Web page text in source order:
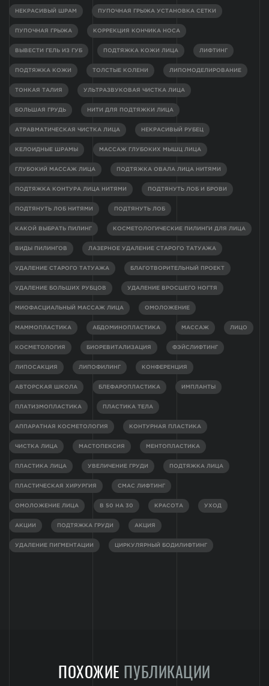
НЕКРАСИВЫЙ ШРАМ ПУПОЧНАЯ ГРЫЖА УСТАНОВКА СЕТКИ
ПУПОЧНАЯ ГРЫЖА КОРРЕКЦИЯ КОНЧИКА НОСА
ВЫВЕСТИ ГЕЛЬ ИЗ ГУБ ПОДТЯЖКА КОЖИ ЛИЦА ЛИФТИНГ
ПОДТЯЖКА КОЖИ ТОЛСТЫЕ КОЛЕНИ ЛИПОМОДЕЛИРОВАНИЕ
ТОНКАЯ ТАЛИЯ УЛЬТРАЗВУКОВАЯ ЧИСТКА ЛИЦА
БОЛЬШАЯ ГРУДЬ НИТИ ДЛЯ ПОДТЯЖКИ ЛИЦА
АТРАВМАТИЧЕСКАЯ ЧИСТКА ЛИЦА НЕКРАСИВЫЙ РУБЕЦ
КЕЛОИДНЫЕ ШРАМЫ МАССАЖ ГЛУБОКИХ МЫШЦ ЛИЦА
ГЛУБОКИЙ МАССАЖ ЛИЦА ПОДТЯЖКА ОВАЛА ЛИЦА НИТЯМИ
ПОДТЯЖКА КОНТУРА ЛИЦА НИТЯМИ ПОДТЯНУТЬ ЛОБ И БРОВИ
ПОДТЯНУТЬ ЛОБ НИТЯМИ ПОДТЯНУТЬ ЛОБ
КАКОЙ ВЫБРАТЬ ПИЛИНГ КОСМЕТОЛОГИЧЕСКИЕ ПИЛИНГИ ДЛЯ ЛИЦА
ВИДЫ ПИЛИНГОВ ЛАЗЕРНОЕ УДАЛЕНИЕ СТАРОГО ТАТУАЖА
УДАЛЕНИЕ СТАРОГО ТАТУАЖА БЛАГОТВОРИТЕЛЬНЫЙ ПРОЕКТ
УДАЛЕНИЕ БОЛЬШИХ РУБЦОВ УДАЛЕНИЕ ВРОСШЕГО НОГТЯ
МИОФАСЦИАЛЬНЫЙ МАССАЖ ЛИЦА ОМОЛОЖЕНИЕ
МАММОПЛАСТИКА АБДОМИНОПЛАСТИКА МАССАЖ ЛИЦО
КОСМЕТОЛОГИЯ БИОРЕВИТАЛИЗАЦИЯ ФЭЙСЛИФТИНГ
ЛИПОСАКЦИЯ ЛИПОФИЛИНГ КОНФЕРЕНЦИЯ
АВТОРСКАЯ ШКОЛА БЛЕФАРОПЛАСТИКА ИМПЛАНТЫ
ПЛАТИЗМОПЛАСТИКА ПЛАСТИКА ТЕЛА
АППАРАТНАЯ КОСМЕТОЛОГИЯ КОНТУРНАЯ ПЛАСТИКА
ЧИСТКА ЛИЦА МАСТОПЕКСИЯ МЕНТОПЛАСТИКА
ПЛАСТИКА ЛИЦА УВЕЛИЧЕНИЕ ГРУДИ ПОДТЯЖКА ЛИЦА
ПЛАСТИЧЕСКАЯ ХИРУРГИЯ СМАС ЛИФТИНГ
ОМОЛОЖЕНИЕ ЛИЦА В 50 НА 30 КРАСОТА УХОД
АКЦИИ ПОДТЯЖКА ГРУДИ АКЦИЯ
УДАЛЕНИЕ ПИГМЕНТАЦИИ ЦИРКУЛЯРНЫЙ БОДИЛИФТИНГ
ПОХОЖИЕ ПУБЛИКАЦИИ